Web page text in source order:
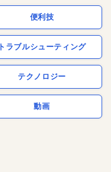
便利技
トラブルシューティング
テクノロジー
動画